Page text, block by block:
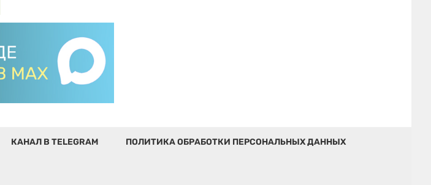
КАНАЛ В TELEGRAM
ПОЛИТИКА ОБРАБОТКИ ПЕРСОНАЛЬНЫХ ДАННЫХ